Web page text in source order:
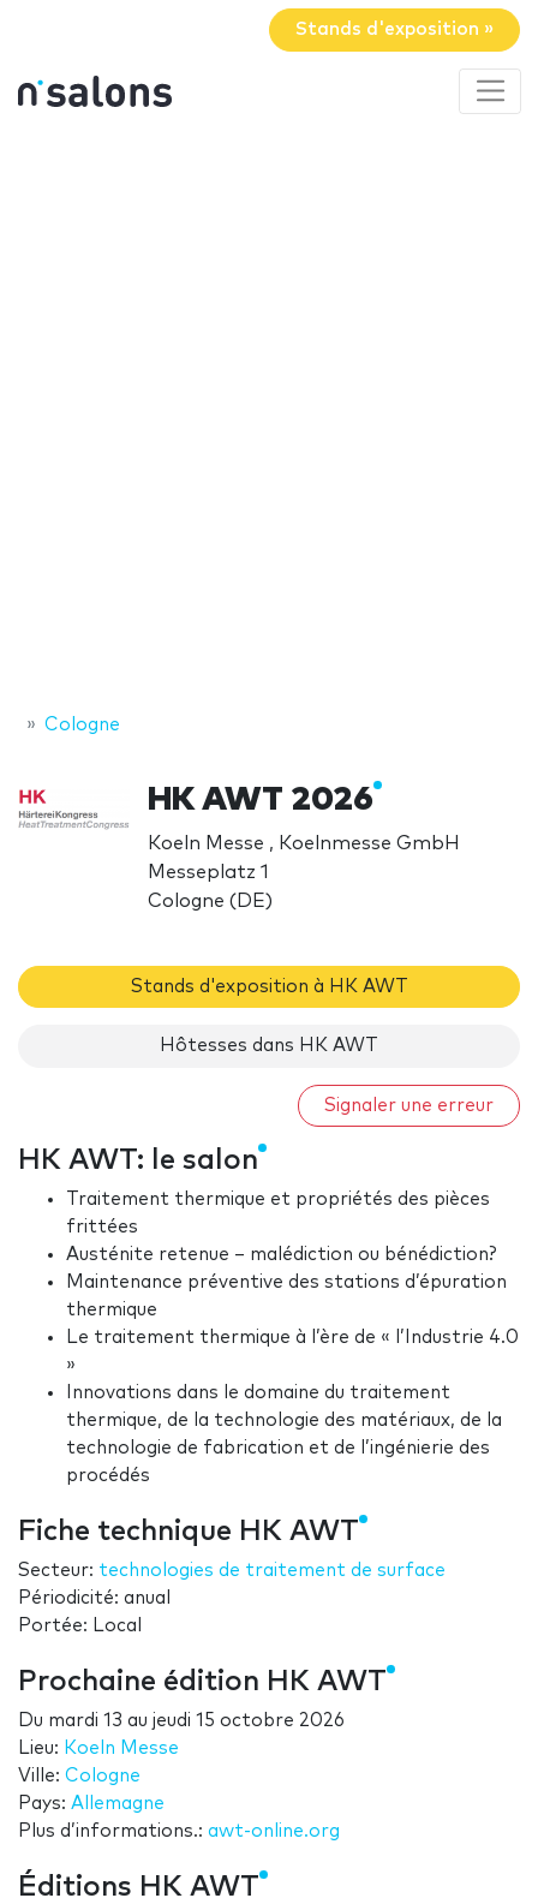
Stands d'exposition »
Cologne
HK AWT 2026
Koeln Messe , Koelnmesse GmbH
Messeplatz 1
Cologne (DE)
Stands d'exposition à HK AWT
Hôtesses dans HK AWT
Signaler une erreur
HK AWT: le salon
Traitement thermique et propriétés des pièces
frittées
Austénite retenue – malédiction ou bénédiction?
Maintenance préventive des stations d’épuration
thermique
Le traitement thermique à l’ère de « l’Industrie 4.0
»
Innovations dans le domaine du traitement
thermique, de la technologie des matériaux, de la
technologie de fabrication et de l’ingénierie des
procédés
Fiche technique HK AWT
Secteur: technologies de traitement de surface
Périodicité: anual
Portée: Local
Prochaine édition HK AWT
Du mardi 13 au jeudi 15 octobre 2026
Lieu: Koeln Messe
Ville: Cologne
Pays: Allemagne
Plus d’informations.: awt-online.org
Éditions HK AWT